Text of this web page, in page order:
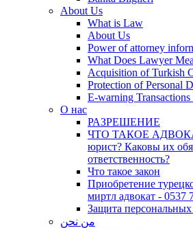
About Us
What is Law
About Us
Power of attorney
What Does Lawyer
Acquisition of Turkish
Protection of Personal
E-warning Transactions
О нас
РАЗРЕШЕНИЕ
ЧТО ТАКОЕ
юрист? Каковы их
ответственность?
Что такое закон
Приобретение
миртл адвокат - 0537
Защита
من نحن